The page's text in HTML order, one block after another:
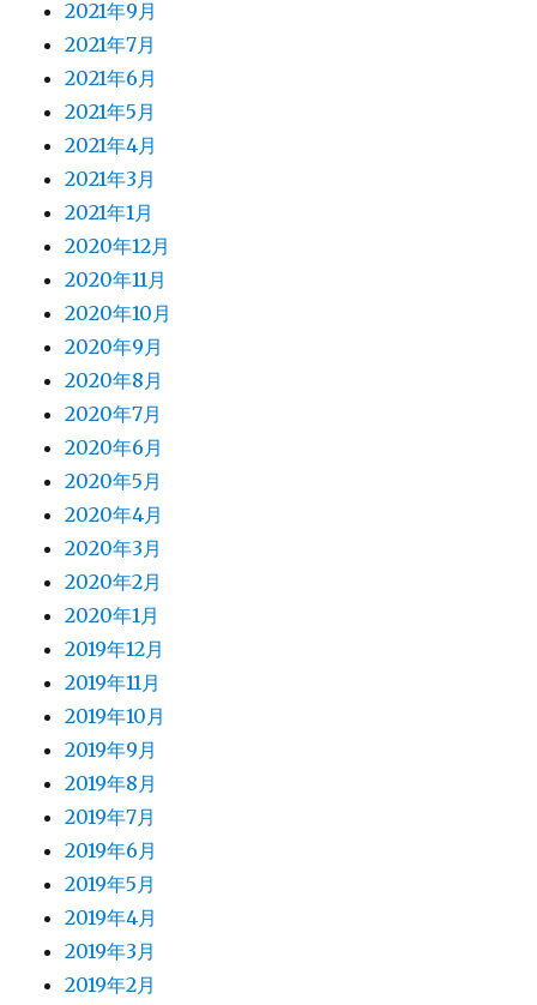
2021年9月
2021年7月
2021年6月
2021年5月
2021年4月
2021年3月
2021年1月
2020年12月
2020年11月
2020年10月
2020年9月
2020年8月
2020年7月
2020年6月
2020年5月
2020年4月
2020年3月
2020年2月
2020年1月
2019年12月
2019年11月
2019年10月
2019年9月
2019年8月
2019年7月
2019年6月
2019年5月
2019年4月
2019年3月
2019年2月